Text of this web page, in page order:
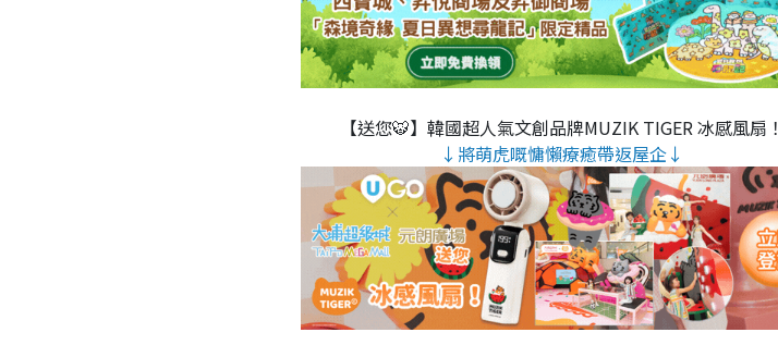
【送您🐯】韓國超人氣文創品牌MUZIK TIGER 冰感風扇！
↓將萌虎嘅慵懶療癒帶返屋企↓